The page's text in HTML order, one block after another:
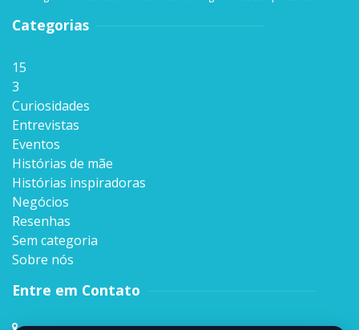
Categorias
15
3
Curiosidades
Entrevistas
Eventos
Histórias de mãe
Histórias inspiradoras
Negócios
Resenhas
Sem categoria
Sobre nós
Entre em Contato